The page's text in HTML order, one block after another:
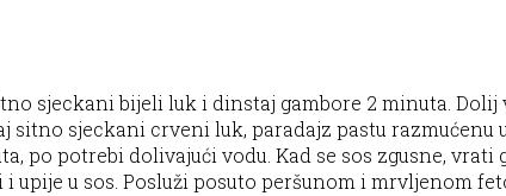
sjeckani bijeli luk i dinstaj gambore 2 minuta.
sitno sjeckani crveni luk, paradajz pastu razmućenu
po potrebi dolivajući vodu. Kad se sos zgusne, vrati
u sos. Posluži posuto peršunom i mrvljenom